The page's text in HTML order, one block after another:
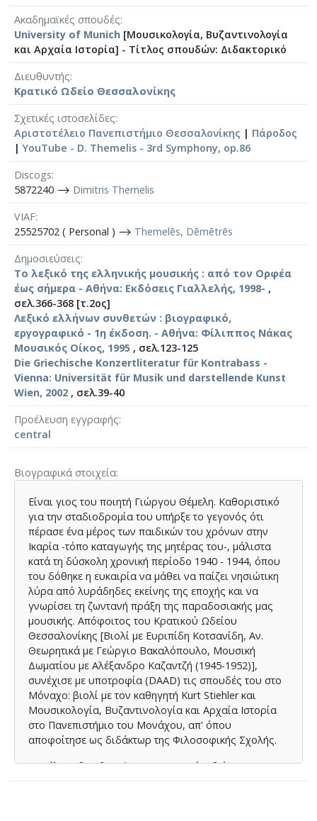
Ακαδημαϊκές σπουδές
University of Munich [Μουσικολογία, Βυζαντινολογία
και Αρχαία Ιστορία] - Τίτλος σπουδών: Διδακτορικό
Διευθυντής
Κρατικό Ωδείο Θεσσαλονίκης
Σχετικές ιστοσελίδες
Αριστοτέλειο Πανεπιστήμιο Θεσσαλονίκης | Πάροδος
|YouTube - D. Themelis - 3rd Symphony, op.86
Discogs
5872240 ⟶ Dimitris Themelis
VIAF
25525702 ( Personal ) ⟶ Themelēs, Dēmētrēs
Δημοσιεύσεις
Το λεξικό της ελληνικής μουσικής : από τον Ορφέα
έως σήμερα - Αθήνα: Εκδόσεις Γιαλλελής, 1998- ,
σελ.366-368 [τ.2ος]
Λεξικό ελλήνων συνθετών : βιογραφικό,
εργογραφικό - 1η έκδοση. - Αθήνα: Φίλιππος Νάκας
Μουσικός Οίκος, 1995 , σελ.123-125
Die Griechische Konzertliteratur für Kontrabass -
Vienna: Universität für Musik und darstellende Kunst
Wien, 2002 , σελ.39-40
Προέλευση εγγραφής
central
Βιογραφικά στοιχεία
Είναι γιος του ποιητή Γιώργου Θέμελη. Καθοριστικό
για την σταδιοδρομία του υπήρξε το γεγονός ότι
πέρασε ένα μέρος των παιδικών του χρόνων στην
Ικαρία -τόπο καταγωγής της μητέρας του-, μάλιστα
κατά τη δύσκολη χρονική περίοδο 1940 - 1944, όπου
του δόθηκε η ευκαιρία να μάθει να παίζει νησιώτικη
λύρα από λυράδηδες εκείνης της εποχής και να
γνωρίσει τη ζωντανή πράξη της παραδοσιακής μας
μουσικής. Απόφοιτος του Κρατικού Ωδείου
Θεσσαλονίκης [Βιολί με Ευριπίδη Κοτσανίδη, Αν.
Θεωρητικά με Γεώργιο Βακαλόπουλο, Μουσική
Δωματίου με Αλέξανδρο Καζαντζή (1945-1952)],
συνέχισε με υποτροφία (DAAD) τις σπουδές του στο
Μόναχο: βιολί με τον καθηγητή Kurt Stiehler και
Μουσικολογία, Βυζαντινολογία και Αρχαία Ιστορία
στο Πανεπιστήμιο του Μονάχου, απ' όπου
αποφοίτησε ως διδάκτωρ της Φιλοσοφικής Σχολής.
Διετέλεσε διευθυντής του Κρατικού Ωδείου